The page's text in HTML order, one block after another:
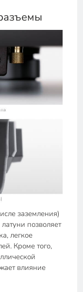
заземления)
позволяет
легкое
Кроме того,
влияние